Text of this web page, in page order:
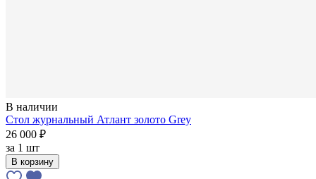
В наличии
Стол журнальный Атлант золото Grey
26 000 ₽
за 1 шт
В корзину